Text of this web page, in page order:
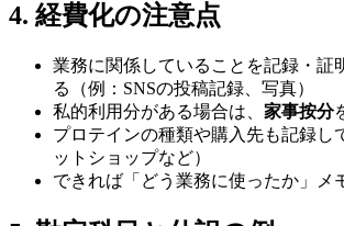
4. 経費化の注意点
業務に関係していることを記録・証
る（例：SNSの投稿記録、写真）
私的利用分がある場合は、 家事按分
プロテインの種類や購入先も記録し
ットショップなど）
できれば「どう業務に使ったか」メ